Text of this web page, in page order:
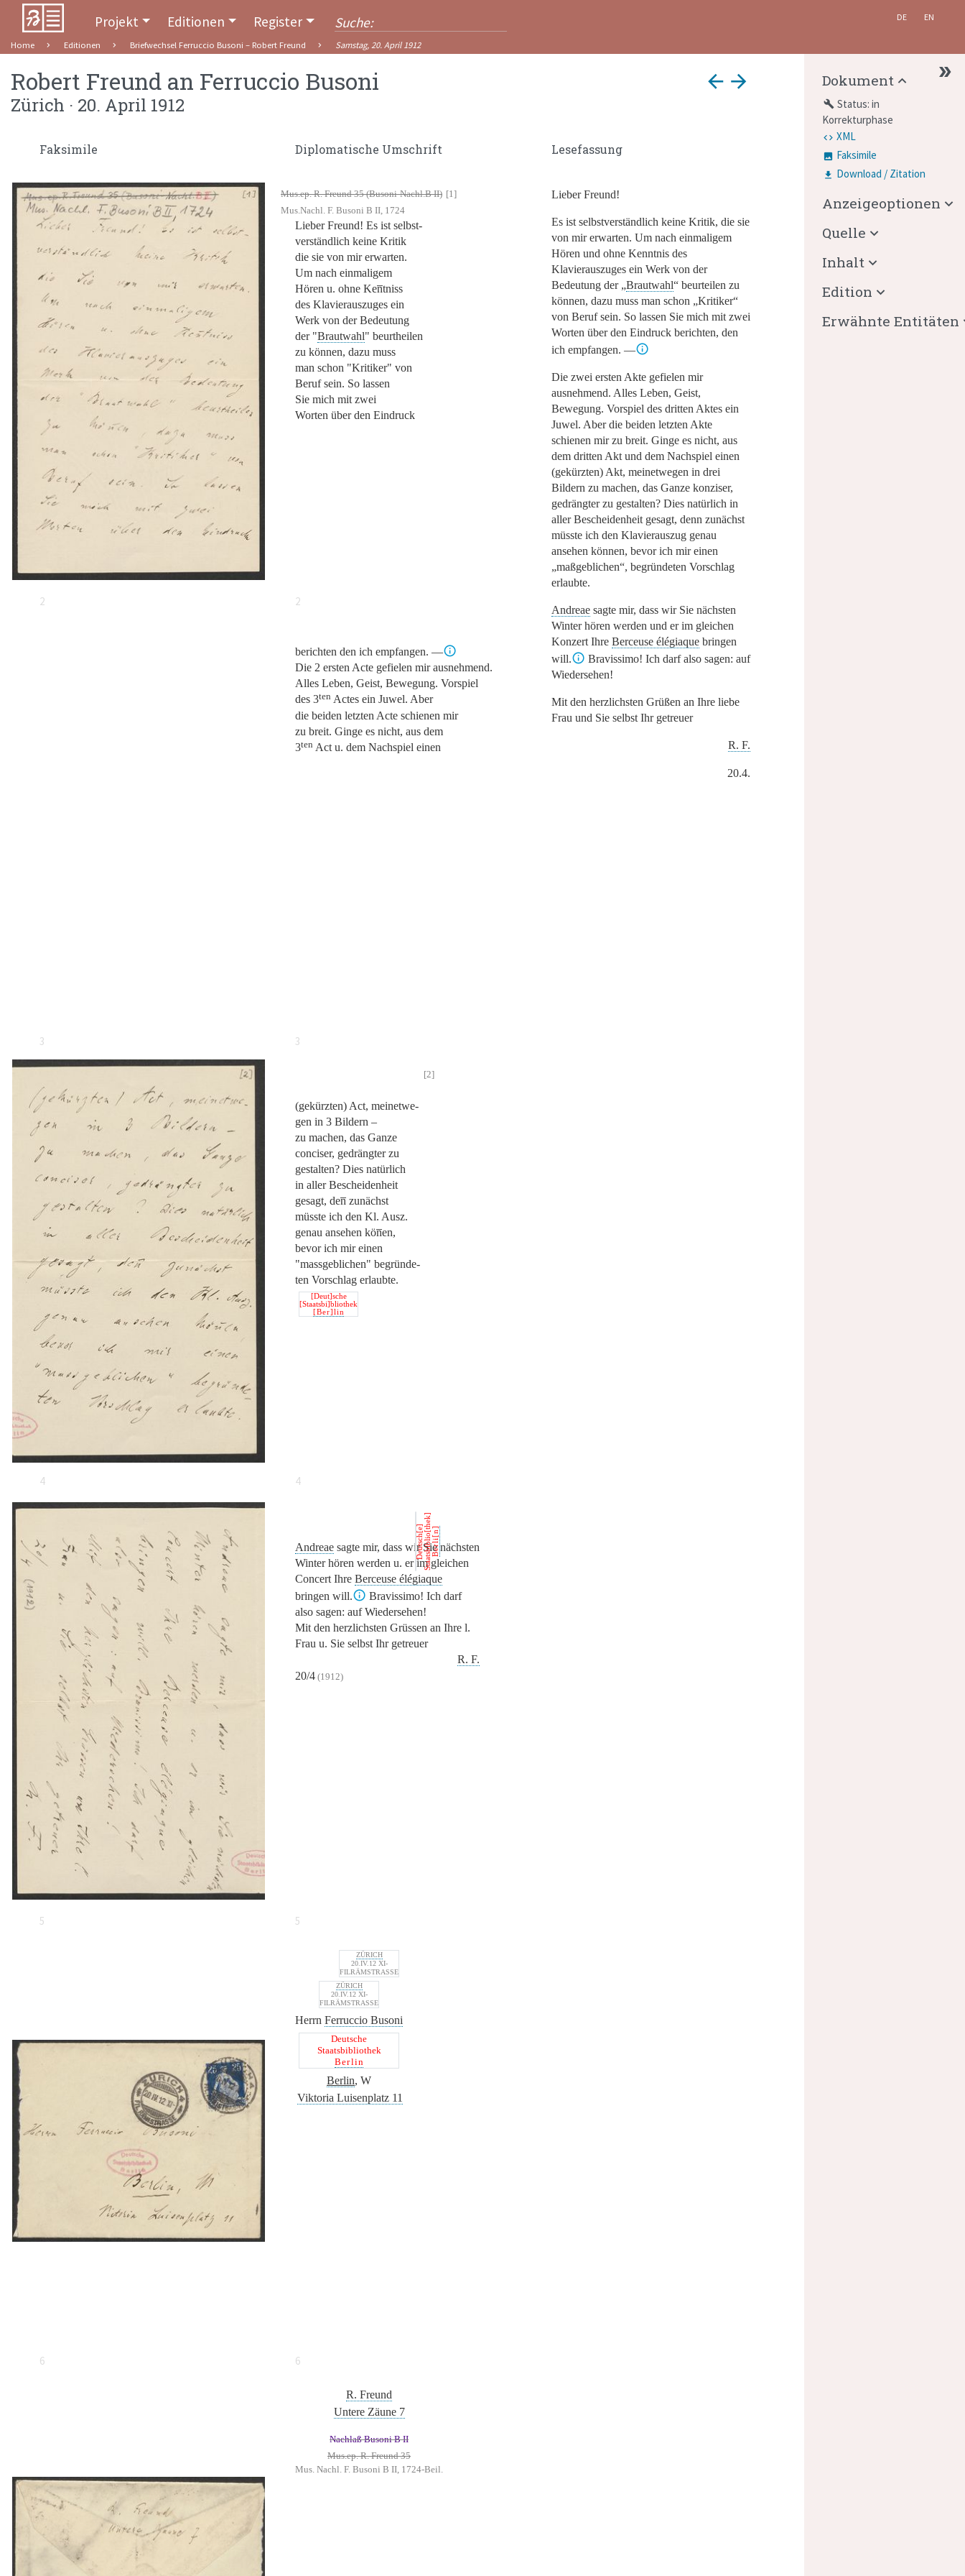
Projekt Editionen Register DE EN
Home Editionen Briefwechsel Ferruccio Busoni – Robert Freund Samstag, 20. April 1912
Robert Freund an Ferruccio Busoni arrow_back arrow_forward
Zürich · 20. April 1912
Faksimile Diplomatische Umschrift Lesefassung
Mus.ep. R. Freund 35 (Busoni-Nachl.B II)
Mus.Nachl. F. Busoni B II, 1724
[1]
Lieber Freund! Es ist selbst-
verständlich keine Kritik
die sie von mir erwarten.
Um nach einmaligem
Hören u. ohne Ken̅tniss
des Klavierauszuges ein
Werk von der Bedeutung
der "Brautwahl" beurtheilen
zu können, dazu muss
man schon "Kritiker" von
Beruf sein. So lassen
Sie mich mit zwei
Worten über den Eindruck
Lieber Freund!
Es ist selbstverständlich keine Kritik, die sie
von mir erwarten. Um nach einmaligem
Hören und ohne Kenntnis des
Klavierauszuges ein Werk von der
Bedeutung der „Brautwahl“ beurteilen zu
können, dazu muss man schon „Kritiker“
von Beruf sein. So lassen Sie mich mit zwei
Worten über den Eindruck berichten, den
ich empfangen. —
Die zwei ersten Akte gefielen mir
ausnehmend. Alles Leben, Geist,
Bewegung. Vorspiel des dritten Aktes ein
Juwel. Aber die beiden letzten Akte
schienen mir zu breit. Ginge es nicht, aus
dem dritten Akt und dem Nachspiel einen
(gekürzten) Akt, meinetwegen in drei
Bildern zu machen, das Ganze konziser,
gedrängter zu gestalten? Dies natürlich in
aller Bescheidenheit gesagt, denn zunächst
müsste ich den Klavierauszug genau
ansehen können, bevor ich mir einen
„maßgeblichen“, begründeten Vorschlag
erlaubte.
Andreae sagte mir, dass wir Sie nächsten
Winter hören werden und er im gleichen
Konzert Ihre Berceuse élégiaque bringen
will.
Bravissimo! Ich darf also sagen: auf
Wiedersehen!
Mit den herzlichsten Grüßen an Ihre liebe
Frau und Sie selbst Ihr getreuer
R. F.
20.4.
2 2
berichten den ich empfangen. —
Die 2 ersten Acte gefielen mir ausnehmend.
Alles Leben, Geist, Bewegung. Vorspiel
des 3ten Actes ein Juwel. Aber
die beiden letzten Acte schienen mir
zu breit. Ginge es nicht, aus dem
3ten Act u. dem Nachspiel einen
3 3
[2]
(gekürzten) Act, meinetwe-
gen in 3 Bildern –
zu machen, das Ganze
conciser, gedrängter zu
gestalten? Dies natürlich
in aller Bescheidenheit
gesagt, den̅ zunächst
müsste ich den Kl. Ausz.
genau ansehen kön̅en,
bevor ich mir einen
"massgeblichen" begründe-
ten Vorschlag erlaubte.
[Deut]sche
[Staatsbi]bliothek
[Ber]lin
4 4
Deutsch[e]Staatsbiblio[thek]Berli[n]
Andreae sagte mir, dass wir Sie nächsten
Winter hören werden u. er im gleichen
Concert Ihre Berceuse élégiaque
bringen will.
Bravissimo! Ich darf
also sagen: auf Wiedersehen!
Mit den herzlichsten Grüssen an Ihre l.
Frau u. Sie selbst Ihr getreuer
R. F.
20/4 (1912)
5 5
ZÜRICH
20.IV.12 XI-
FILRÄMSTRASSE
ZÜRICH
20.IV.12 XI-
FILRÄMSTRASSE
Herrn Ferruccio Busoni
Deutsche
Staatsbibliothek
Berlin
Berlin, W
Viktoria Luisenplatz 11
6 6
R. Freund
Untere Zäune 7
Nachlaß Busoni B II
Mus.ep. R. Freund 35
Mus. Nachl. F. Busoni B II, 1724-Beil.
Dokument
build Status: in
Korrekturphase
XML
Faksimile
Download / Zitation
Anzeigeoptionen
Quelle
Inhalt
Edition
Erwähnte Entitäten